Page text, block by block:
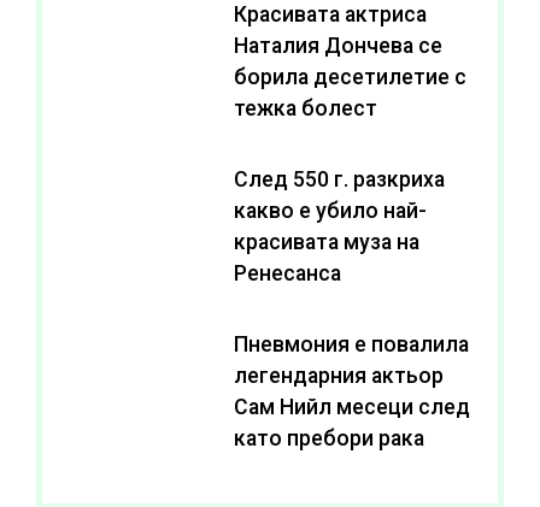
Красивата актриса
Наталия Дончева се
борила десетилетие с
тежка болест
След 550 г. разкриха
какво е убило най-
красивата муза на
Ренесанса
Пневмония е повалила
легендарния актьор
Сам Нийл месеци след
като пребори рака